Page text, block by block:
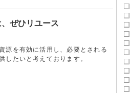
ぜひリユース
源を有効に活用し、必要とされる
したいと考えております。